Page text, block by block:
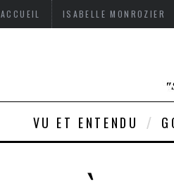
ACCUEIL ISABELLE MONROZIER
VU ET ENTENDU